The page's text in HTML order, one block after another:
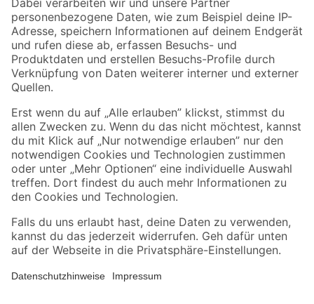
Zahlungsarten Versandarten
Sicher einkaufen
Jetzt die toom-App herunterladen
Alle Preisangaben in EUR inkl. gesetzl. MwSt.. Die dargestellten Angebote sind unter
Umständen nicht in allen Märkten verfügbar. Die angegebenen Verfügbarkeiten beziehen
sich auf den unter "Mein Markt" ausgewählten toom Baumarkt. Alle Angebote und
*Paketversand ab 59 € versandkostenfrei, gilt nicht für Artikel mit Speditionsversand, hier
fallen zusätzliche Versandkosten an.